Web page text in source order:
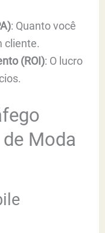
: Quanto você
cliente.
(ROI): O lucro
Moda